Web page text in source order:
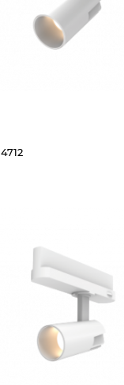
4712